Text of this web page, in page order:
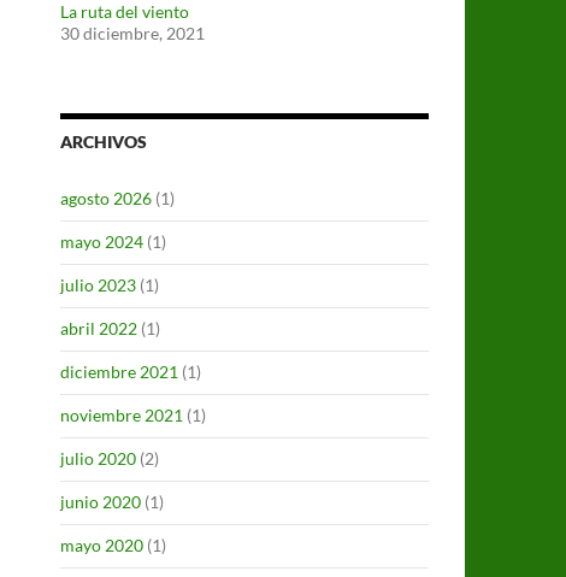
La ruta del viento
30 diciembre, 2021
ARCHIVOS
agosto 2026 (1)
mayo 2024 (1)
julio 2023 (1)
abril 2022 (1)
diciembre 2021 (1)
noviembre 2021 (1)
julio 2020 (2)
junio 2020 (1)
mayo 2020 (1)